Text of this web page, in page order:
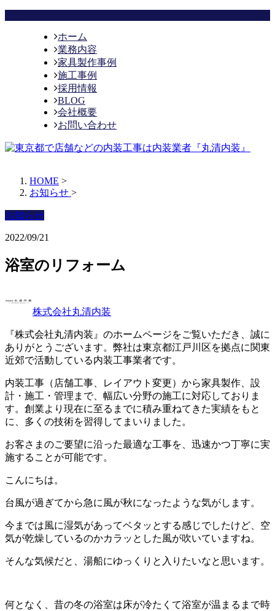
ホーム
業務内容
家具製作事例
施工事例
採用情報
BLOG
会社概要
お問い合わせ
HOME >
お知らせ >
お知らせ
2022/09/21
浴室のリフォーム
株式会社丸清内装
『株式会社丸清内装』のホームページをご覧いただき、誠に
ありがとうございます。弊社は東京都江戸川区を拠点に関東
近郊で活動している内装工事業者です。
内装工事（店舗工事、レイアウト変更）から家具製作、設
計・施工・管理まで、幅広い分野の施工に対応しておりま
す。創業より現在に至るまでに積み重ねてきた実績をもと
に、多くの技術を習得してまいりました。
お客さまのご要望に沿った最適な工事を、迅速かつ丁寧に実
施することが可能です。
こんにちは。
台風が過ぎてから急に風が秋になったような気がします。
今までは風に湿気があってベタッとする感じでしたけど、空
気が乾燥しているのかカラッとした風が吹いていますね。
そんな気候だと、湯船にゆっくりと入りたいなと思います。
何となく、昔の冬の浴室は床が冷たくて浴室が温まるまで時